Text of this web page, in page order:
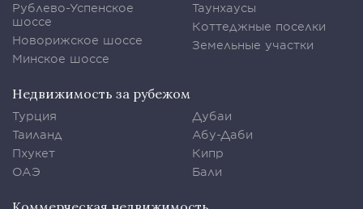
Рублево-Успенское
шоссе
Новорижское шоссе
Минское шоссе
Таунхаусы
Коттеджные поселки
Земельные участки
Недвижимость за рубежом
Турция
Таиланд
Пхукет
ОАЭ
Дубаи
Абу-Даби
Кипр
Бали